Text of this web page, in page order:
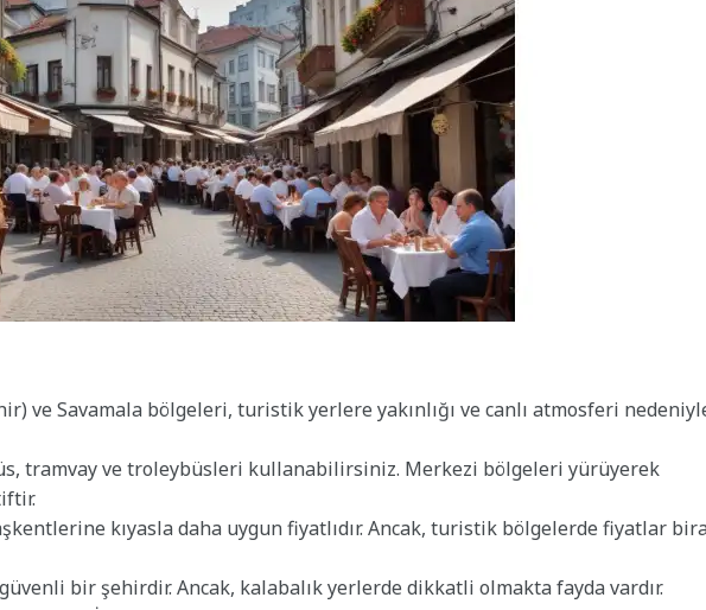
ve Savamala bölgeleri, turistik yerlere yakınlığı ve canlı atmosferi
tramvay ve troleybüsleri kullanabilirsiniz. Merkezi bölgeleri yürüyerek
kıyasla daha uygun fiyatlıdır. Ancak, turistik bölgelerde fiyatlar
bir şehirdir. Ancak, kalabalık yerlerde dikkatli olmakta fayda vardır.